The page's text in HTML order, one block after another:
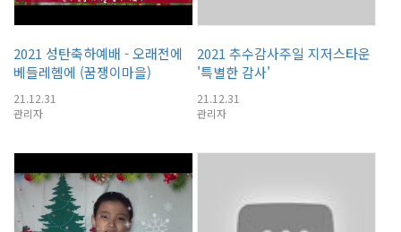
2021 성탄축하예배 - 오래전에
베들레헴에 (꿈쟁이마을)
21.12.31
관리자
2021 추수감사주일 지저스타운
'특별한 감사'
21.12.31
관리자